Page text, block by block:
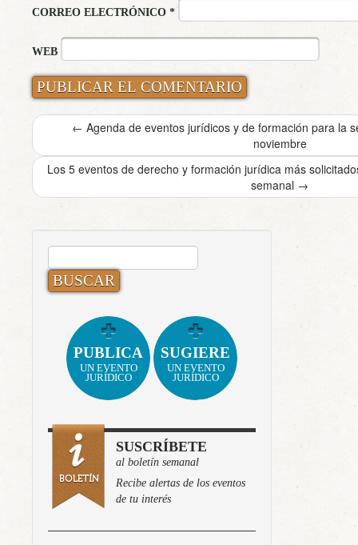
CORREO ELECTRÓNICO *
WEB
← Agenda de eventos jurídicos y de formación para la
noviembre
Los 5 eventos de derecho y formación jurídica más
semanal →
BUSCAR:
PUBLICA
UN EVENTO
JURÍDICO
SUGIERE
UN EVENTO
JURÍDICO
SUSCRÍBETE
al boletín semanal
Recibe alertas de los eventos
de tu interés